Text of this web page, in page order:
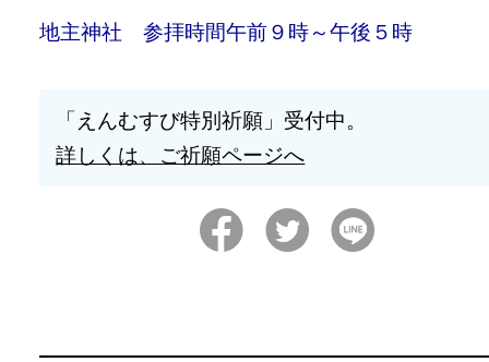
地主神社 参拝時間午前９時～午後５時
「えんむすび特別祈願」受付中。
詳しくは、ご祈願ページへ